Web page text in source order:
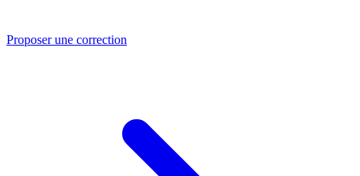
Proposer une correction